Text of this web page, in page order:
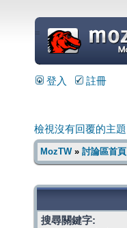
=
登入 註冊
檢視沒有回覆的主題
MozTW» 討論區首頁
搜尋關鍵字: